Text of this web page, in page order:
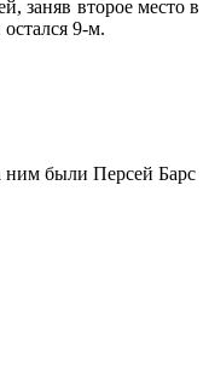
заняв второе место в
9-м.
ним были Персей Барс